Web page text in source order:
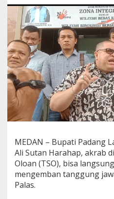
S
k
s
i
A
h
l
i
S
e
b
u
t
n
u
n
j
u
MEDAN – Bupati Padang
Ali Sutan Harahap, akrab
Oloan (TSO), bisa
mengemban tanggung
Palas.